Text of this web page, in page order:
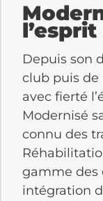
Depuis son
club puis de
avec fierté
Modernisé
connu des
gamme des
intégration